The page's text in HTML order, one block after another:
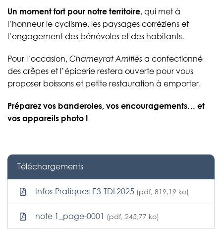
Un moment fort pour notre territoire, qui met à
l’honneur le cyclisme, les paysages corréziens et
l’engagement des bénévoles et des habitants.
Pour l’occasion, Chameyrat Amitiés a confectionné
des crêpes et l’épicerie restera ouverte pour vous
proposer boissons et petite restauration à emporter.
Préparez vos banderoles, vos encouragements… et
vos appareils photo !
Téléchargements
Infos-Pratiques-E3-TDL2025 (pdf, 819,19 ko)
note 1_page-0001 (pdf, 245,77 ko)